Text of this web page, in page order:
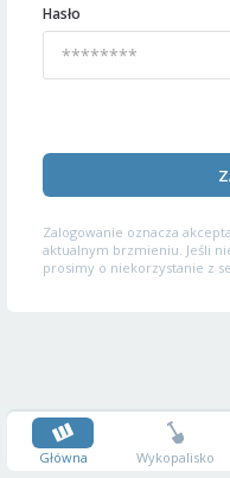
Hasło
Zalogowanie oznacza
aktualnym brzmieniu. Jeśli
prosimy o niekorzystanie z
Główna Wykopalisko